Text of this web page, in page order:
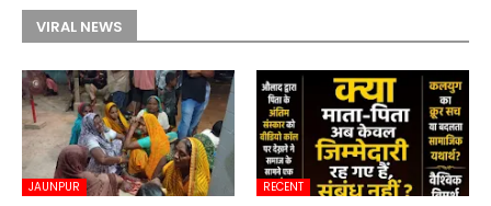
VIRAL NEWS
JAUNPUR RECENT